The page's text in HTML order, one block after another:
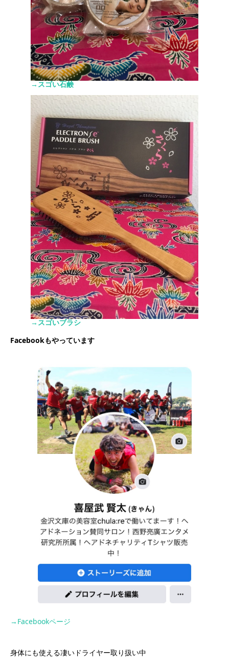
→スゴい石鹸
→スゴいブラシ
Facebookもやっています
→Facebookページ
身体にも使える凄いドライヤー取り扱い中